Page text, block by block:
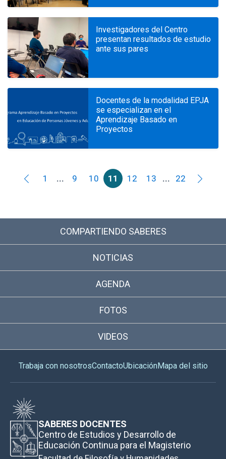
Investigadores del Centro
presentan resultados de estudio
ante sus pares
Docentes de la modalidad EPJA
se especializan en el
Aprendizaje Basado en
Proyectos
1 ... 9 10 11 12 13 ... 22
COMPARTIENDO SABERES
NOTICIAS
AGENDA
FOTOS
VIDEOS
Trabaja con nosotrosContactoUbicaciónMapa del sitio
SABERES DOCENTES
Centro de Estudios y Desarrollo de
Educación Continua para el Magisterio